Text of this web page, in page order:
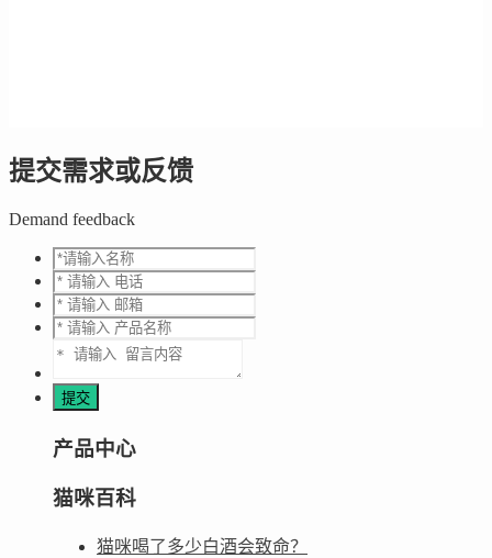
提交需求或反馈
Demand feedback
产品中心
猫咪百科
猫咪喝了多少白酒会致命？